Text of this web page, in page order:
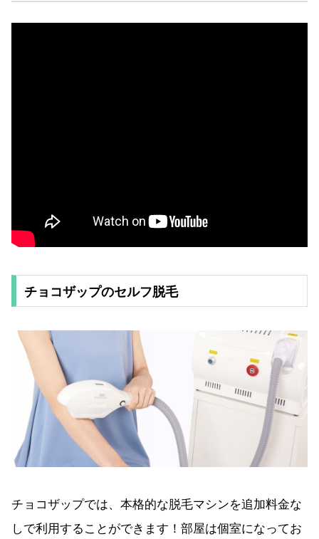
チョコザップのセルフ脱毛
チョコザップでは、本格的な脱毛マシンを追加料金な
しで利用することができます！部屋は個室になってお